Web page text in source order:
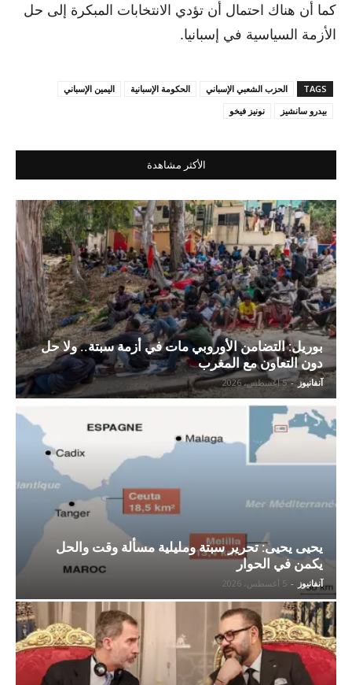
كما أن هناك احتمال أن تؤدي الانتخابات المبكرة إلى حل
الأزمة السياسية في إسبانيا.
TAGS الحزب الشعبي الإسباني الحكومة الإسبانية
اليمين الإسباني
بيدرو سانشيز
نونيز فيخو
الأكثر مشاهدة
بوريل: التضامن الأوروبي مات في أزمة سبتة.. ولا حل
دون التعاون مع المغرب
آنفانيوز - 5 أغسطس، 2026
يحيى يحيى: تحرير سبتة ومليلية مسألة وقت والحل
يكمن في الحوار
آنفانيوز - 5 أغسطس، 2026